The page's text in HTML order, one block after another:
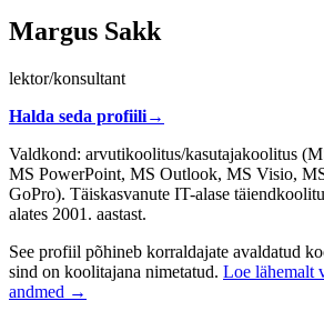
Margus Sakk
lektor/konsultant
Halda seda profiili→
Valdkond: arvutikoolitus/kasutajakoolitus
MS PowerPoint, MS Outlook, MS Visio,
GoPro). Täiskasvanute IT-alase
alates 2001. aastast.
See profiil põhineb korraldajate avaldatud
sind on koolitajana nimetatud. Loe lähemalt
andmed →